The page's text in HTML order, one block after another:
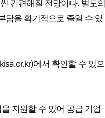
간편해질 전망이다. 별도의
담을 획기적으로 줄일 수 있
에서 확인할 수 있으
지원할 수 있어 공급 기업